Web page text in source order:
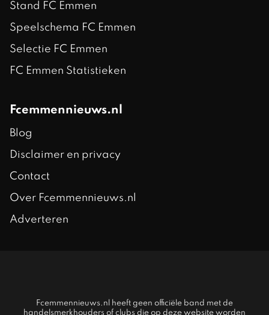
Stand FC Emmen
Speelschema FC Emmen
Selectie FC Emmen
FC Emmen Statistieken
Fcemmennieuws.nl
Blog
Disclaimer en privacy
Contact
Over Fcemmennieuws.nl
Adverteren
Fcemmennieuws.nl heeft geen officiële band met de
handelsmerkhouders of clubs die op deze website worden